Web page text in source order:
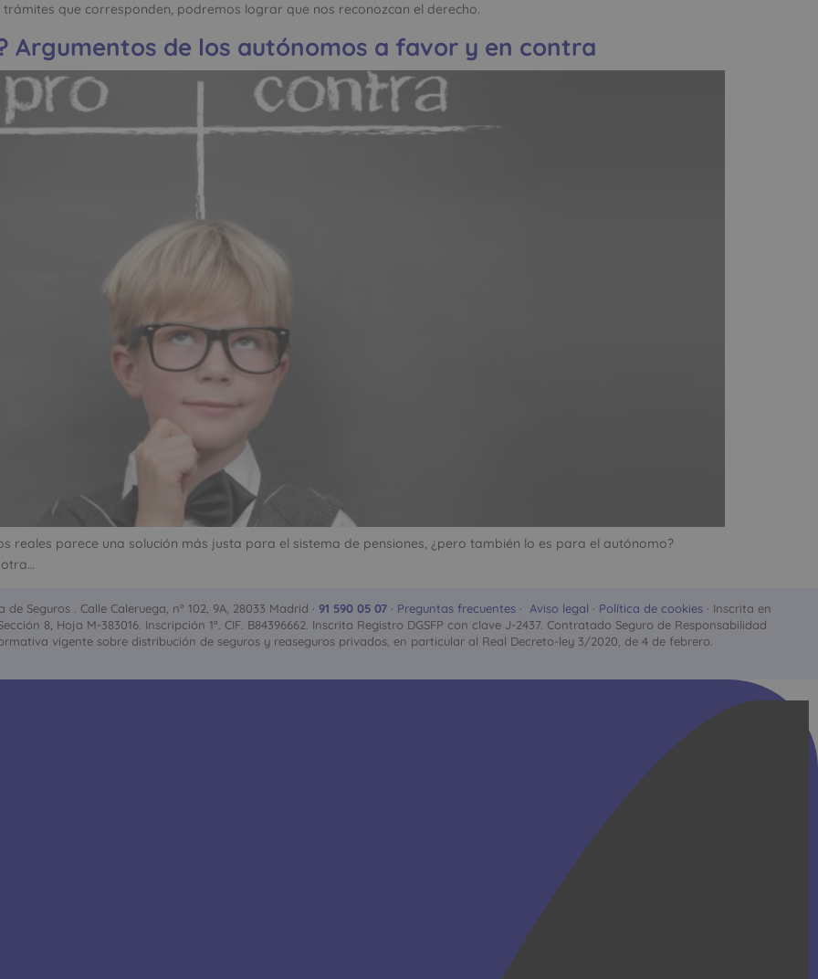
que corresponden, podremos lograr que nos reconozcan el derecho.
Argumentos de los autónomos a favor y en contra
reales parece una solución más justa para el sistema de pensiones, ¿pero también lo es para el autónomo?
Seguros . Calle Caleruega, nº 102, 9A, 28033 Madrid · 91 590 05 07 · Preguntas frecuentes· Aviso legal · Política de cookies· Inscrita en
8, Hoja M-383016. Inscripción 1ª. CIF. B84396662. Inscrita Registro DGSFP con clave J-2437. Contratado Seguro de Responsabilidad
vigente sobre distribución de seguros y reaseguros privados, en particular al Real Decreto-ley 3/2020, de 4 de febrero.